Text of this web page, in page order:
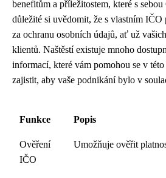
benefitům a příležitostem, které s
důležité si uvědomit, že s vlastním
za ochranu osobních údajů, ať už
klientů. Naštěstí existuje mnoho
informací, které vám pomohou se v
zajistit, aby vaše podnikání bylo v
Funkce Popis
Ověření
IČO
Umožňuje ověřit